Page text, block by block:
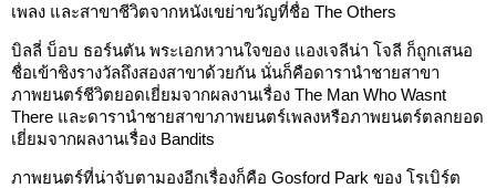
เพลง และสาขาชีวิตจากหนังเขย่าขวัญที่ชื่อ The Others
บิลลี่ บ็อบ ธอร์นตัน พระเอกหวานใจของ แองเจลีน่า โจลี ก็ถูกเสนอ
ชื่อเข้าชิงรางวัลถึงสองสาขาด้วยกัน นั่นก็คือดารานำชายสาขา
ภาพยนตร์ชีวิตยอดเยี่ยมจากผลงานเรื่อง The Man Who Wasnt
There และดารานำชายสาขาภาพยนตร์เพลงหรือภาพยนตร์ตลกยอด
เยี่ยมจากผลงานเรื่อง Bandits
ภาพยนตร์ที่น่าจับตามองอีกเรื่องก็คือ Gosford Park ของ โรเบิร์ต